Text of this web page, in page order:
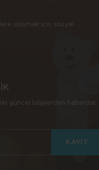
ulaşmak için sosyal
güncel bilgilerden haberdar